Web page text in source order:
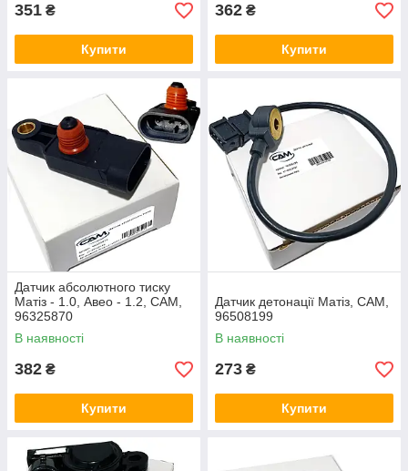
351 ₴
Купити
362 ₴
Купити
Датчик абсолютного тиску
Матіз - 1.0, Авео - 1.2, CAM,
96325870
В наявності
382 ₴
Купити
Датчик детонації Матіз, CAM,
96508199
В наявності
273 ₴
Купити